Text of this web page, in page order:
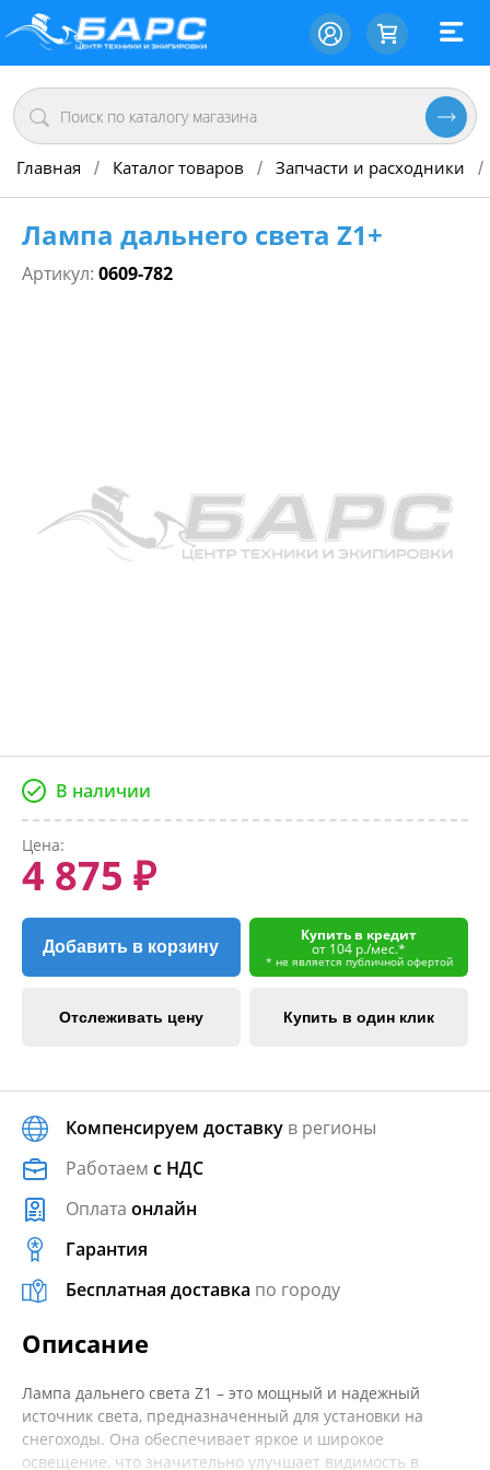
Главная / Каталог товаров / Запчасти и расходники /
Лампа дальнего света Z1+
Артикул: 0609-782
В наличии
Цена:
4 875 ₽
Добавить в корзину
Купить в кредит
от 104 р./мес.*
* не является публичной офертой
Отслеживать цену Купить в один клик
Компенсируем доставку в регионы
Работаем с НДС
Оплата онлайн
Гарантия
Бесплатная доставка по городу
Описание
Лампа дальнего света Z1 – это мощный и надежный
источник света, предназначенный для установки на
снегоходы. Она обеспечивает яркое и широкое
освещение, что значительно улучшает видимость в